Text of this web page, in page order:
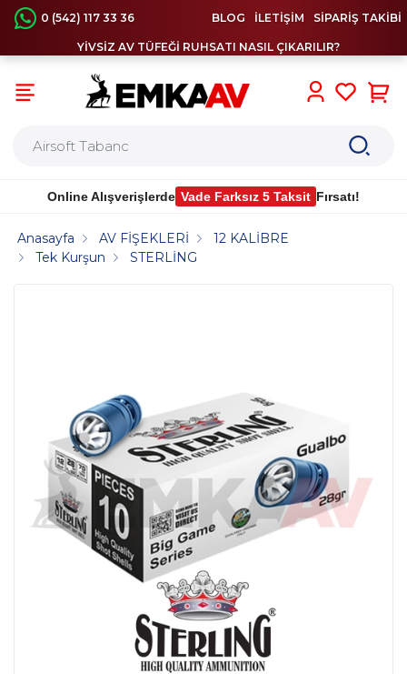
0 (542) 117 33 36 BLOG İLETİŞİM SİPARİŞ TAKİBİ
YİVSİZ AV TÜFEĞİ RUHSATI NASIL ÇIKARILIR?
Online Alışverişlerde Vade Farksız 5 Taksit Fırsatı!
Anasayfa AV FİŞEKLERİ
12 KALİBRE
Tek Kurşun
STERLİNG